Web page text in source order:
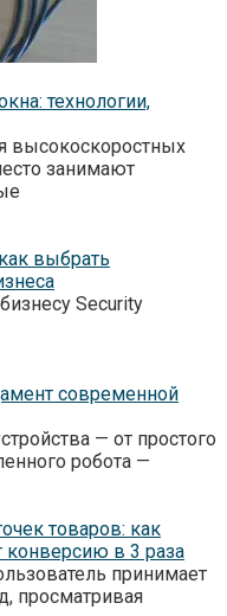
технологии,
высокоскоростных
занимают
выбрать
Security
современной
— от простого
робота —
товаров: как
конверсию в 3 раза
принимает
просматривая